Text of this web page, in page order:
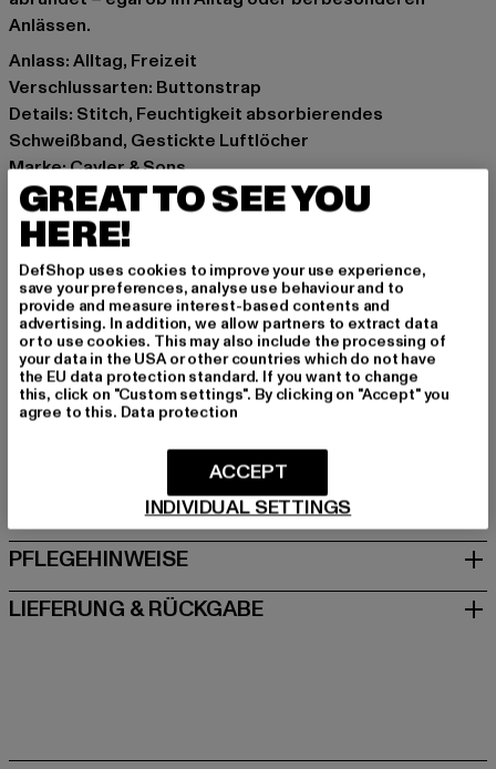
Anlässen.
Anlass: Alltag, Freizeit
Verschlussarten: Buttonstrap
Details: Stitch, Feuchtigkeit absorbierendes
Schweißband, Gestickte Luftlöcher
Marke: Cayler & Sons
Kat.: Snapback
Farbe: weiß
Hersteller Farbe: white/mc
Materialzusammensetzung: 80% Polyester, 20%
Baumwolle
Art.Nr: CS2175-01928
Hersteller: TB International GmbH |info@tbint.de
Dr.-Robert-Murjahn-Straße 7 | 64372 Ober-Ramstadt |
GRÖSSE & PASSFORM
PFLEGEHINWEISE
LIEFERUNG & RÜCKGABE
GREAT TO SEE YOU
HERE!
DefShop uses cookies to improve your use experience,
save your preferences, analyse use behaviour and to
provide and measure interest-based contents and
advertising. In addition, we allow partners to extract data
or to use cookies. This may also include the processing of
your data in the USA or other countries which do not have
the EU data protection standard. If you want to change
this, click on "Custom settings". By clicking on "Accept" you
agree to this. Data protection
INDIVIDUAL SETTINGS
ACCEPT